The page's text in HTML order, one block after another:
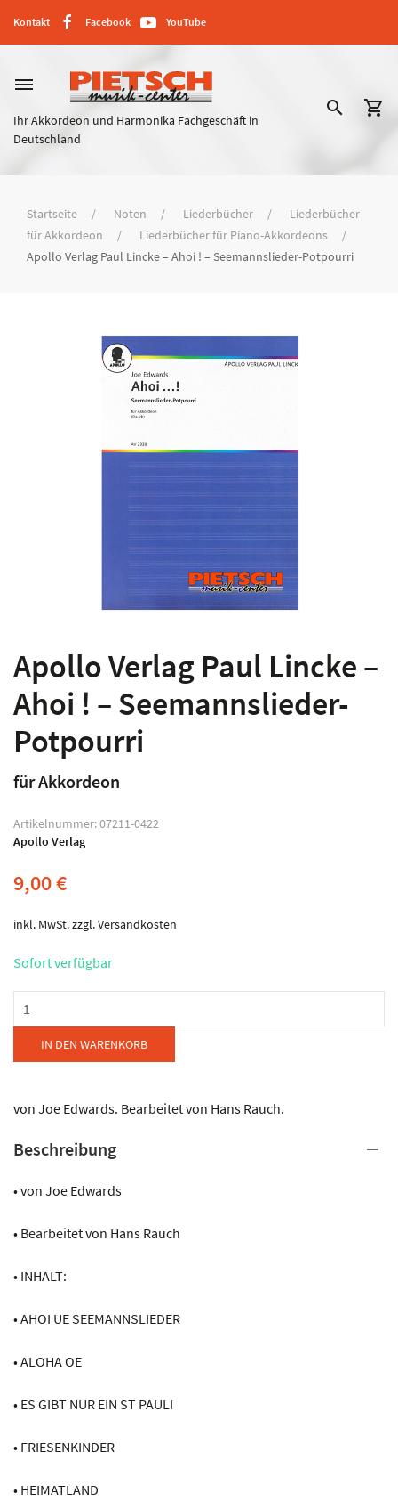
Kontakt Facebook YouTube
dehaze
Ihr Akkordeon und Harmonika Fachgeschäft in
Deutschland
search shopping_cart
Startseite Noten Liederbücher
Liederbücher
für Akkordeon
Liederbücher für Piano-Akkordeons
Apollo Verlag Paul Lincke – Ahoi ! – Seemannslieder-Potpourri
Apollo Verlag Paul Lincke –
Ahoi ! – Seemannslieder-
Potpourri
für Akkordeon
Artikelnummer:07211-0422
Apollo Verlag
9,00€
inkl. MwSt.zzgl.Versandkosten
Sofort verfügbar
Verlag
Lincke
Ahoi
-
Potpourri
IN DEN WARENKORB
von Joe Edwards. Bearbeitet von Hans Rauch.
Beschreibung
• von Joe Edwards
• Bearbeitet von Hans Rauch
• INHALT:
• AHOI UE SEEMANNSLIEDER
• ALOHA OE
• ES GIBT NUR EIN ST PAULI
• FRIESENKINDER
• HEIMATLAND